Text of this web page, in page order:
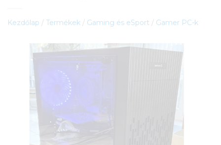
Kezdőlap / Termékek / Gaming és eSport / Gamer PC-k